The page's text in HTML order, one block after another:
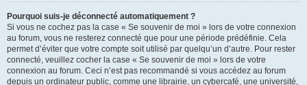
Pourquoi suis-je déconnecté automatiquement ?
Si vous ne cochez pas la case « Se souvenir de moi » lors de votre connexion
au forum, vous ne resterez connecté que pour une période prédéfinie. Cela
permet d’éviter que votre compte soit utilisé par quelqu’un d’autre. Pour rester
connecté, veuillez cocher la case « Se souvenir de moi » lors de votre
connexion au forum. Ceci n’est pas recommandé si vous accédez au forum
depuis un ordinateur public, comme une librairie, un cybercafé, une université,